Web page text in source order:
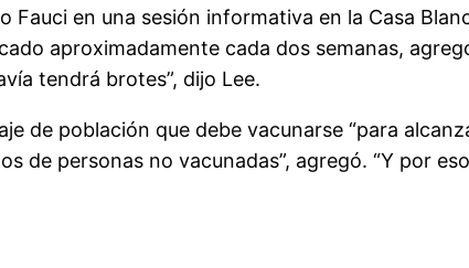
Fauci en una sesión informativa en la Casa
aproximadamente cada dos semanas,
tendrá brotes”, dijo Lee.
de población que debe vacunarse “para
de personas no vacunadas”, agregó. “Y por